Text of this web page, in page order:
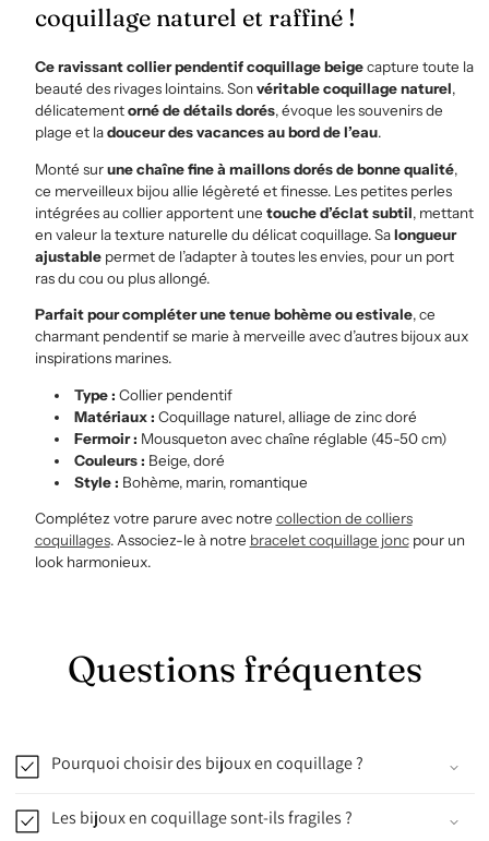
coquillage naturel et raffiné !
Ce ravissant collier pendentif coquillage beigecapture toute la
beauté des rivages lointains. Son véritable coquillage naturel,
délicatementorné de détails dorés, évoque les souvenirs de
plage et ladouceur des vacances au bord de l’eau.
Monté surune chaîne fine à maillons dorés de bonne qualité,
ce merveilleux bijou allie légèreté et finesse. Les petites perles
intégrées au collier apportent une touche d’éclat subtil, mettant
en valeur la texture naturelle du délicat coquillage. Salongueur
ajustablepermet de l’adapter à toutes les envies, pour un port
ras du cou ou plus allongé.
Parfait pour compléter une tenue bohème ou estivale, ce
charmant pendentif se marie à merveille avec d’autres bijoux aux
inspirations marines.
Type : Collier pendentif
Matériaux : Coquillage naturel, alliage de zinc doré
Fermoir : Mousqueton avec chaîne réglable (45-50 cm)
Couleurs : Beige, doré
Style : Bohème, marin, romantique
Complétez votre parure avec notre collection de colliers
coquillages. Associez-le à notre bracelet coquillage joncpour un
look harmonieux.
Questions fréquentes
Pourquoi choisir des bijoux en coquillage ?
Les bijoux en coquillage sont-ils fragiles ?